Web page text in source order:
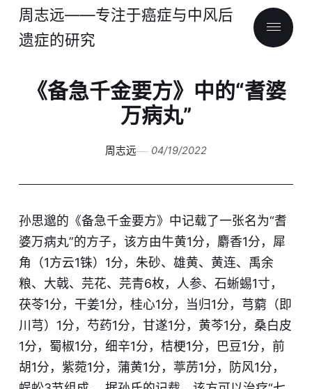
周志远——专注于癌症与中风后
遗症的研究
《备急千金要方》中的“耆婆
万病丸”
周志远 04/19/2022
孙思邈的《备急千金要方》中记载了一张名为“耆
婆万病丸”的方子，该方由牛黄1分，麝香1分，犀
角（1方云1铢）1分，朱砂、雄黄、黄连、禹余
粮、大戟、芫花、芫青6枚，人参、石蜥蜴1寸，
茯苓1分，干姜1分，桂心1分，当归1分，芎藭（即
川芎）1分，芍药1分，甘遂1分，黄芩1分，桑白皮
1分，蜀椒1分，细辛1分，桔梗1分，巴豆1分，前
胡1分，紫菀1分，蒲黄1分，葶苈1分，防风1分，